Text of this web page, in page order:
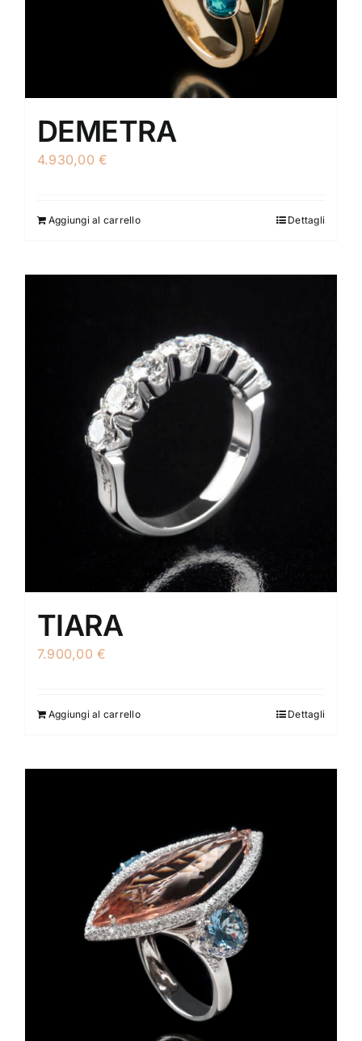
DEMETRA
4.930,00€
Aggiungi al carrello Dettagli
TIARA
7.900,00€
Aggiungi al carrello Dettagli